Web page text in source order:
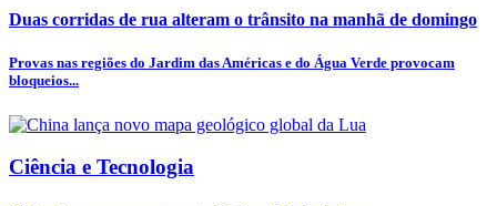
Duas corridas de rua alteram o trânsito na manhã de domingo
Provas nas regiões do Jardim das Américas e do Água Verde provocam
bloqueios...
Ciência e Tecnologia